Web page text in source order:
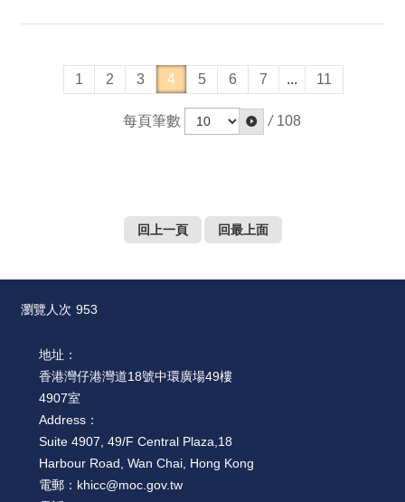
1 2 3 4 5 6 7 ... 11
每頁筆數 / 108
回上一頁 回最上面
瀏覽人次 953
地址：
香港灣仔港灣道18號中環廣場49樓
4907室
Address：
Suite 4907, 49/F Central Plaza,18
Harbour Road, Wan Chai, Hong Kong
電郵： khicc@moc.gov.tw